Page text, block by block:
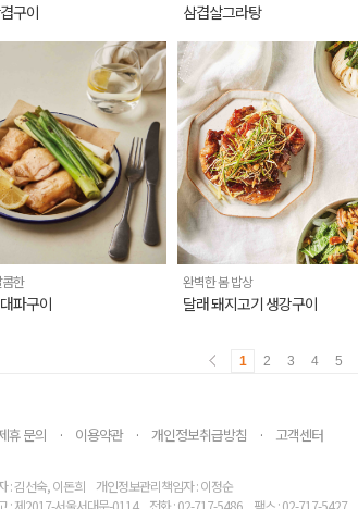
구이 삼겹살그라탕
한
파구이
완벽한 봄 밥상
달래 돼지고기 생강구이
1 2 3 4 5
휴 문의 · 이용약관 · 개인정보취급방침 · 고객센터
: 김선숙, 이돈희
개인정보관리책임자 : 이정순
: 제2017-서울서대문-0114 전화 : 02-717-5486 팩스 : 02-717-5427